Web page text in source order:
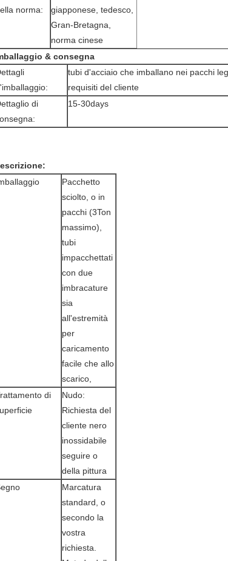
norma:
giapponese, tedesco,
Gran-Bretagna,
norma cinese
& consegna
tubi d'acciaio che imballano nei pacchi
requisiti del cliente
di
15-30days
Pacchetto
sciolto, o in
pacchi (3Ton
massimo),
tubi
impacchettati
con due
imbracature
sia
all'estremità
per
caricamento
facile che allo
scarico,
di
Nudo:
Richiesta del
cliente nero
inossidabile
seguire o
della pittura
Marcatura
standard, o
secondo la
vostra
richiesta.